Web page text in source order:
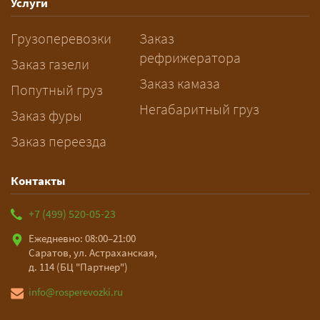
заблаговременно — логист
рассчитает маршрут и запустит
подготовку документов.
Грузоперевозки
Заказ газели
Попутный груз
Заказ фуры
Заказ переезда
Заказ
рефрижератора
Заказ камаза
Негабаритный груз
Контакты
+7 (499) 520-05-23
Ежедневно: 08:00–21:00
Саратов, ул. Астраханская,
д. 114 (БЦ "Партнер")
info@rosperevozki.ru